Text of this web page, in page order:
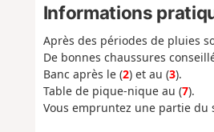
Informations
Après des périodes de pluies
De bonnes chaussures
Banc après le (2) et au (3).
Table de pique-nique au (7).
Vous empruntez une partie du